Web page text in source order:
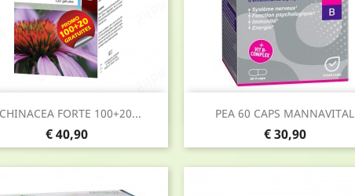
FORTE 100+20...
Prijs
€ 40,90
Snel bekijken PEA 60 CAPS MANNAVITAL
Prijs
€ 30,90
 Snel bekijken